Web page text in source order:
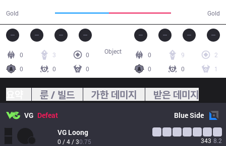
Gold Gold
0 3
0
0
0 0
0 9
2
0
0 1
Object
룬 / 빌드 가한 데미지 받은 데미지
VG Defeat BlueSide
VG Loong
0 / 4 / 30.75 343 8.2